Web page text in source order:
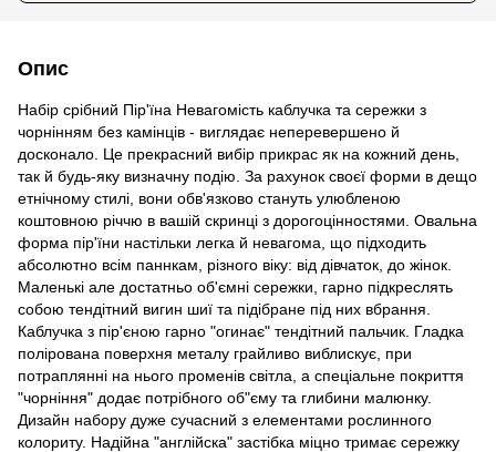
Опис
Набір срібний Пір'їна Невагомість каблучка та сережки з
чорнінням без камінців - виглядає неперевершено й
досконало. Це прекрасний вибір прикрас як на кожний день,
так й будь-яку визначну подію. За рахунок своєї форми в дещо
етнічному стилі, вони обв'язково стануть улюбленою
коштовною річчю в вашій скринці з дорогоцінностями. Овальна
форма пір'їни настільки легка й невагома, що підходить
абсолютно всім паннкам, різного віку: від дівчаток, до жінок.
Маленькі але достатньо об'ємні сережки, гарно підкреслять
собою тендітний вигин шиї та підібране під них вбрання.
Каблучка з пір'єною гарно "огинає" тендітний пальчик. Гладка
полірована поверхня металу грайливо виблискує, при
потраплянні на нього променів світла, а спеціальне покриття
"чорніння" додає потрібного об"єму та глибини малюнку.
Дизайн набору дуже сучасний з елементами рослинного
колориту. Надійна "англійска" застібка міцно тримає сережку